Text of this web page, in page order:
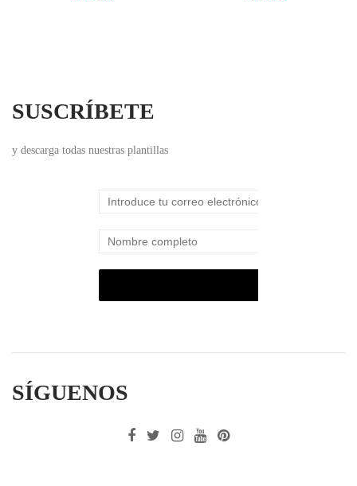
SUSCRÍBETE
y descarga todas nuestras plantillas
SÍGUENOS